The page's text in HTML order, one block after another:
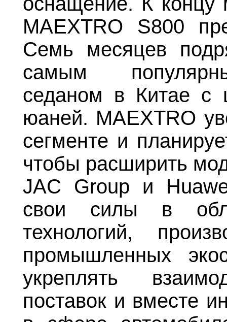
MAEXTRO S800
Семь месяцев
самым
седаном в Китае
юаней. MAEXTRO
сегменте и
чтобы расширить
JAC Group и
свои силы в
технологий,
промышленных
укреплять
поставок и вместе